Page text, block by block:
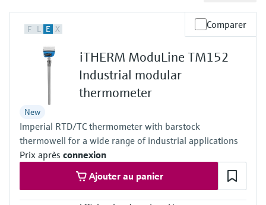
F L E X Comparer
iTHERM ModuLine TM152
Industrial modular
thermometer
New
Imperial RTD/TC thermometer with barstock
thermowell for a wide range of industrial applications
Prix après connexion
Ajouter au panier